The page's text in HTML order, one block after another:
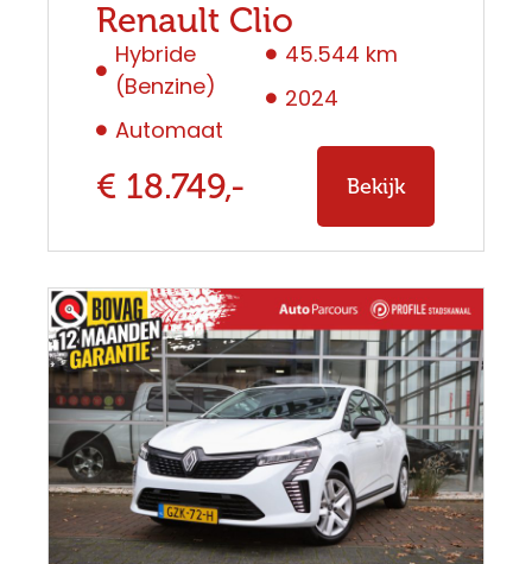
Renault Clio
Hybride
(Benzine)
Automaat
45.544 km
2024
€ 18.749,- Bekijk